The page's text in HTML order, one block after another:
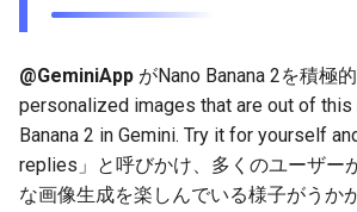
h
2025-12-22
2025-12-21
2025-12-20
2025-12-19
@GeminiApp がNano Banana 2を積極
personalized images that are out of this
Banana 2 in Gemini. Try it for yourself
replies」と呼びかけ、多くのユーザー
な画像生成を楽しんでいる様子がうか